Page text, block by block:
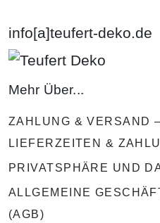
info[a]teufert-deko.de
Mehr Über...
ZAHLUNG & VERSAND
LIEFERZEITEN &
PRIVATSPHÄRE UND
ALLGEMEINE
(AGB)